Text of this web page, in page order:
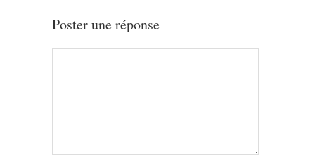
Poster une réponse